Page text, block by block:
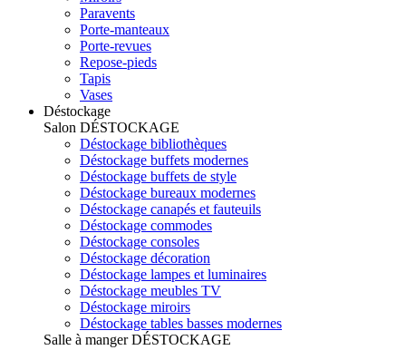
Paravents
Porte-manteaux
Porte-revues
Repose-pieds
Tapis
Vases
Déstockage
Salon DÉSTOCKAGE
Déstockage bibliothèques
Déstockage buffets modernes
Déstockage buffets de style
Déstockage bureaux modernes
Déstockage canapés et fauteuils
Déstockage commodes
Déstockage consoles
Déstockage décoration
Déstockage lampes et luminaires
Déstockage meubles TV
Déstockage miroirs
Déstockage tables basses modernes
Salle à mangerDÉSTOCKAGE